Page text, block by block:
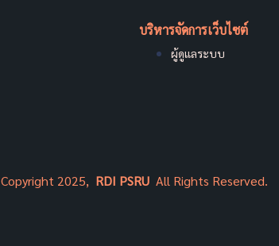
บริหารจัดการเว็บไซต์
ผู้ดูแลระบบ
Copyright 2025, RDI PSRU All Rights Reserved.